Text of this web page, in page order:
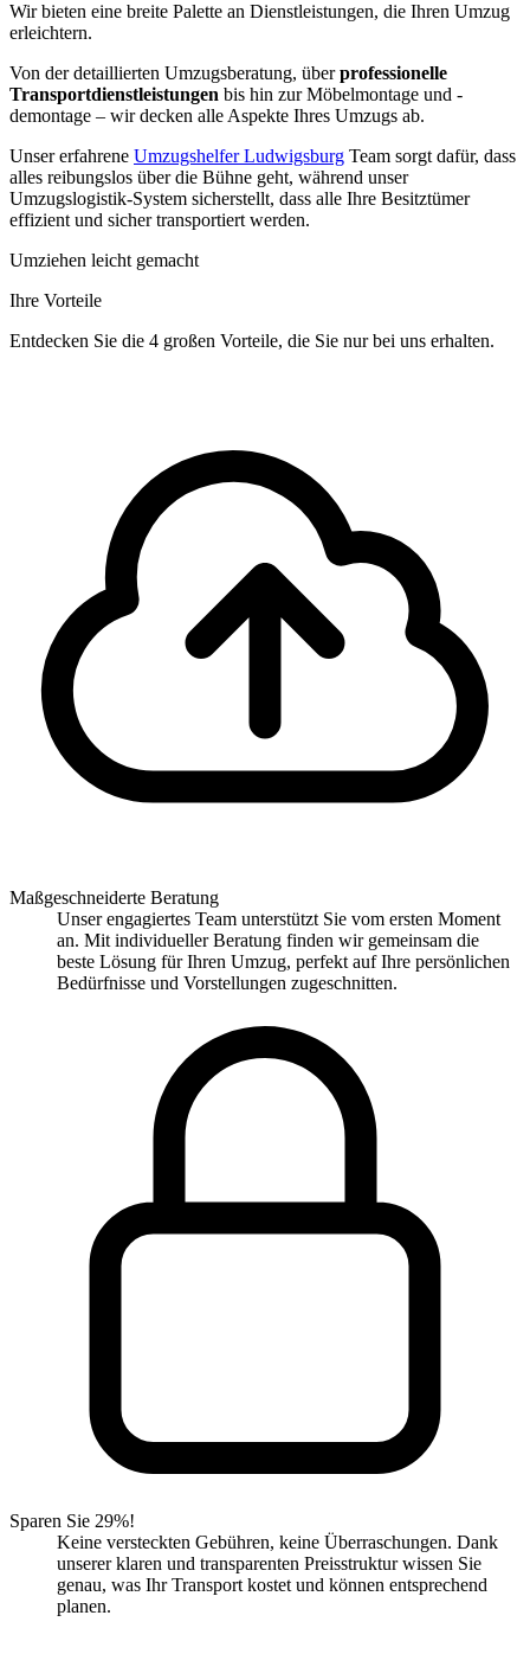
Wir bieten eine breite Palette an Dienstleistungen, die Ihren Umzug
erleichtern.
Von der detaillierten Umzugsberatung, überprofessionelle
Transportdienstleistungen bis hin zur Möbelmontage und -
demontage – wir decken alle Aspekte Ihres Umzugs ab.
Unser erfahrene Umzugshelfer Ludwigsburg Team sorgt dafür, dass
alles reibungslos über die Bühne geht, während unser
Umzugslogistik-System sicherstellt, dass alle Ihre Besitztümer
effizient und sicher transportiert werden.
Umziehen leicht gemacht
Ihre Vorteile
Entdecken Sie die 4 großen Vorteile, die Sie nur bei uns erhalten.
Maßgeschneiderte Beratung
Unser engagiertes Team unterstützt Sie vom ersten Moment
an. Mit individueller Beratung finden wir gemeinsam die
beste Lösung für Ihren Umzug, perfekt auf Ihre persönlichen
Bedürfnisse und Vorstellungen zugeschnitten.
Sparen Sie 29%!
Keine versteckten Gebühren, keine Überraschungen. Dank
unserer klaren und transparenten Preisstruktur wissen Sie
genau, was Ihr Transport kostet und können entsprechend
planen.